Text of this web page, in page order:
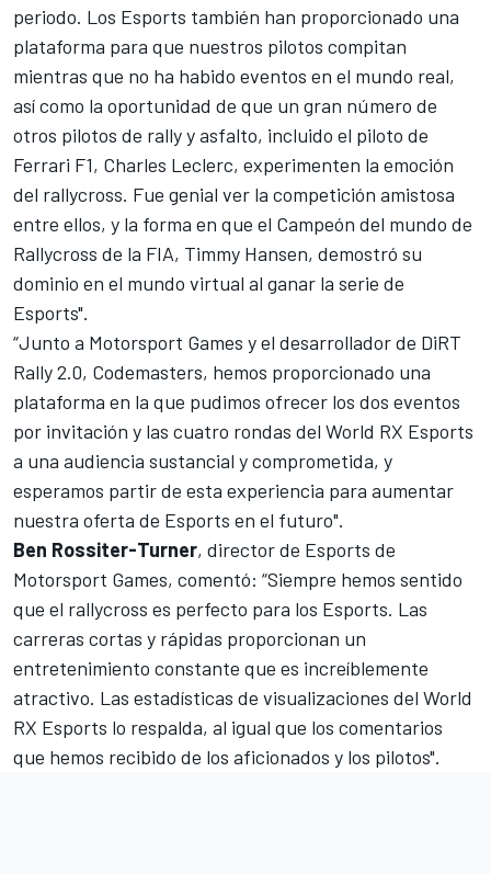
periodo. Los Esports también han proporcionado una
plataforma para que nuestros pilotos compitan
mientras que no ha habido eventos en el mundo real,
así como la oportunidad de que un gran número de
otros pilotos de rally y asfalto, incluido el piloto de
Ferrari F1, Charles Leclerc, experimenten la emoción
del rallycross. Fue genial ver la competición amistosa
entre ellos, y la forma en que el Campeón del mundo de
Rallycross de la FIA, Timmy Hansen, demostró su
dominio en el mundo virtual al ganar la serie de
Esports".
“Junto a Motorsport Games y el desarrollador de DiRT
Rally 2.0, Codemasters, hemos proporcionado una
plataforma en la que pudimos ofrecer los dos eventos
por invitación y las cuatro rondas del World RX Esports
a una audiencia sustancial y comprometida, y
esperamos partir de esta experiencia para aumentar
nuestra oferta de Esports en el futuro".
Ben Rossiter-Turner, director de Esports de
Motorsport Games, comentó: “Siempre hemos sentido
que el rallycross es perfecto para los Esports. Las
carreras cortas y rápidas proporcionan un
entretenimiento constante que es increíblemente
atractivo. Las estadísticas de visualizaciones del World
RX Esports lo respalda, al igual que los comentarios
que hemos recibido de los aficionados y los pilotos".